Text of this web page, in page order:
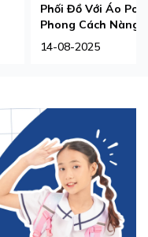
Phối Đồ Với Áo
Phong Cách Nàng
14-08-2025